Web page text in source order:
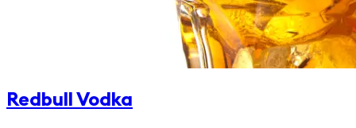
Redbull Vodka